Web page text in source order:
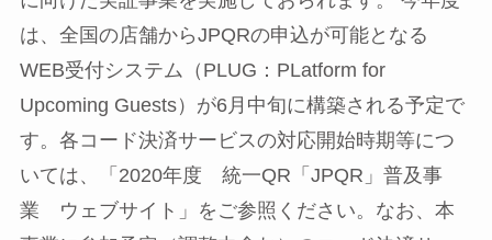
は、全国の店舗からJPQRの申込が可能となる
WEB受付システム（PLUG：PLatform for
Upcoming Guests）が6月中旬に構築される予定で
す。各コード決済サービスの対応開始時期等につ
いては、「2020年度 統一QR「JPQR」普及事
業 ウェブサイト」をご参照ください。なお、本